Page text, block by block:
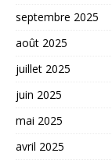
septembre 2025
août 2025
juillet 2025
juin 2025
mai 2025
avril 2025